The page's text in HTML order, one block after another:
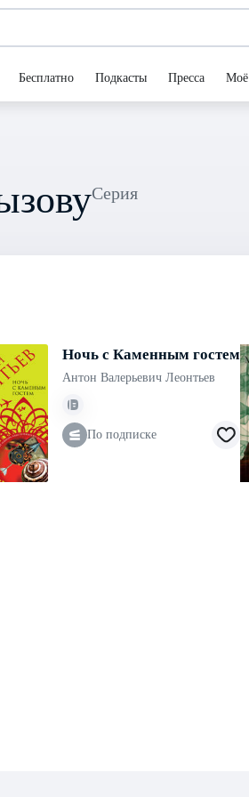
Бесплатно Подкасты Пресса Моё
Серия
Ночь с Каменным гостем
Антон Валерьевич Леонтьев
По подписке